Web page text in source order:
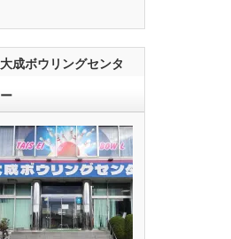
大成ボウリングセンタ
ー